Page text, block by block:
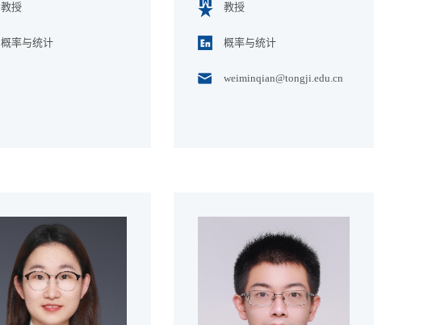
教授
概率与统计
教授
概率与统计
weiminqian@tongji.edu.cn